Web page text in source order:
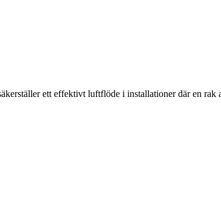
ett effektivt luftflöde i installationer där en rak